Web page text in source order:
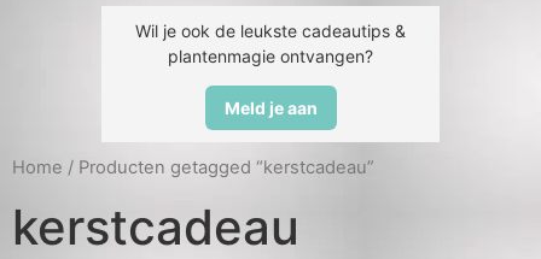
Wil je ook de leukste cadeautips &
plantenmagie ontvangen?
Meld je aan
Home / Producten getagged “kerstcadeau”
kerstcadeau